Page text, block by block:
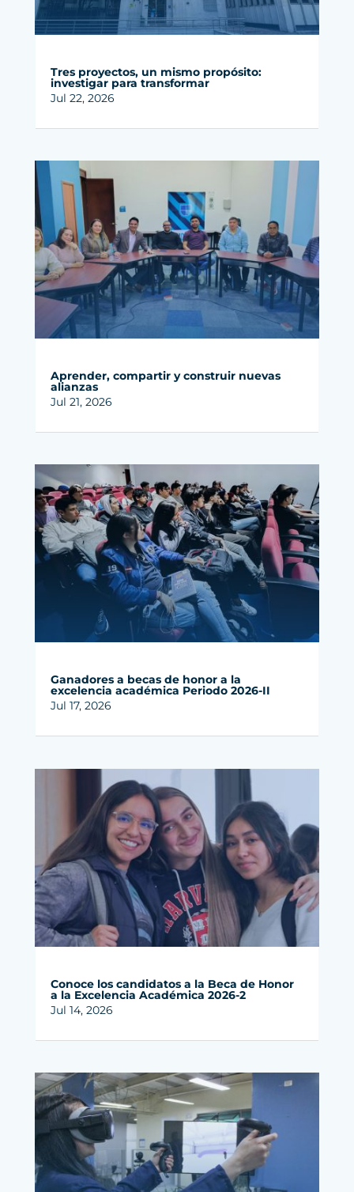
Tres proyectos, un mismo propósito:
investigar para transformar
Jul 22, 2026
Aprender, compartir y construir nuevas
alianzas
Jul 21, 2026
Ganadores a becas de honor a la
excelencia académica Periodo 2026-II
Jul 17, 2026
Conoce los candidatos a la Beca de Honor
a la Excelencia Académica 2026-2
Jul 14, 2026